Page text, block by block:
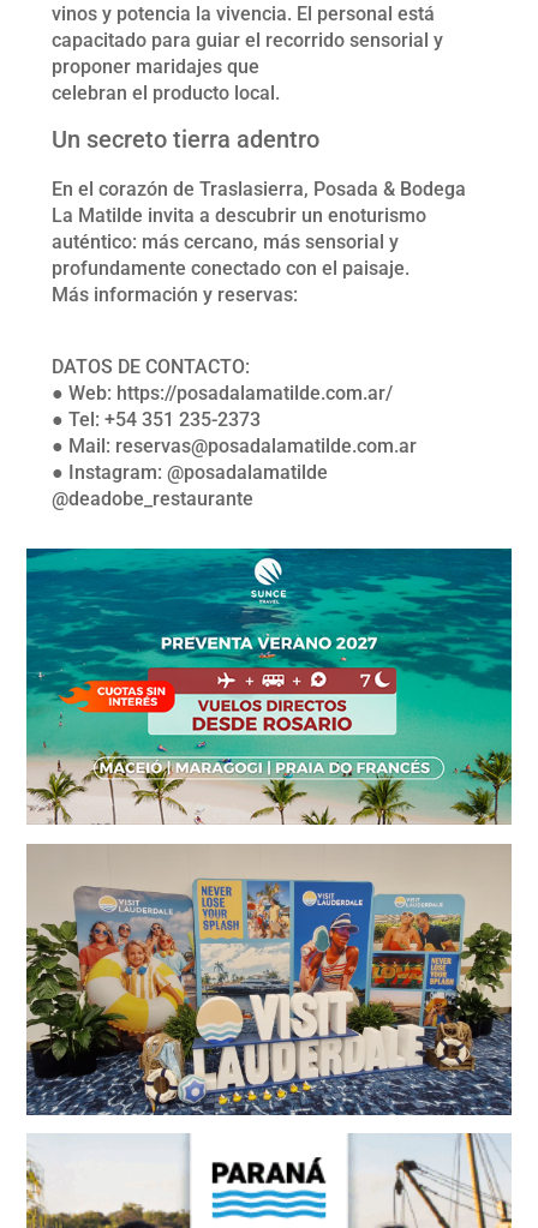
vinos y potencia la vivencia. El personal está
capacitado para guiar el recorrido sensorial y
proponer maridajes que
celebran el producto local.
Un secreto tierra adentro
En el corazón de Traslasierra, Posada & Bodega
La Matilde invita a descubrir un enoturismo
auténtico: más cercano, más sensorial y
profundamente conectado con el paisaje.
Más información y reservas:
DATOS DE CONTACTO:
● Web: https://posadalamatilde.com.ar/
● Tel: +54 351 235-2373
● Mail: reservas@posadalamatilde.com.ar
● Instagram: @posadalamatilde
@deadobe_restaurante